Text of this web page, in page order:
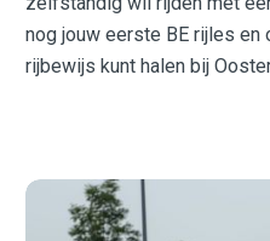
nog jouw eerste BE rijles en
rijbewijs kunt halen bij